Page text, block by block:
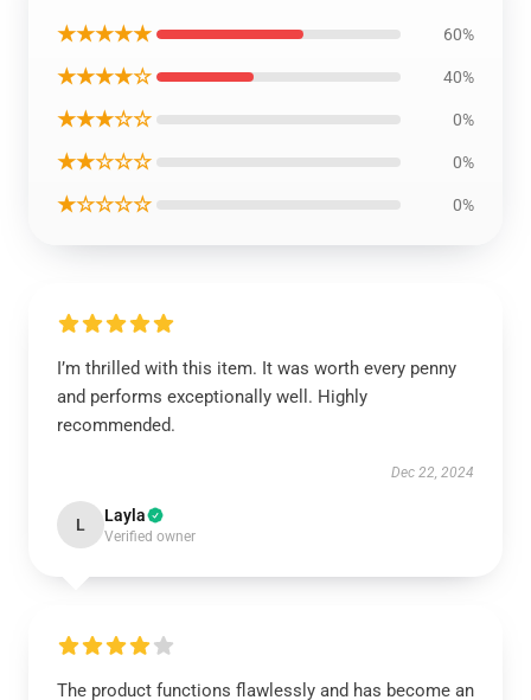
★★★★★ 60%
★★★★☆ 40%
★★★☆☆ 0%
★★☆☆☆ 0%
★☆☆☆☆ 0%
I’m thrilled with this item. It was worth every penny
and performs exceptionally well. Highly
recommended.
Dec 22, 2024
L Layla
Verified owner
The product functions flawlessly and has become an